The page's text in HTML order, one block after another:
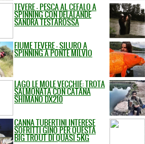
TEVERE - PESCA AL CEFALO A
SPINNING CON DELALANDE
SANDRA TESTAROSSA
FIUME TEVERE - SILURO A
SPINNING A PONTE MILVIO
LAGO LE MOLE VECCHIE: TROTA
SALMONATA CON CATANA
SHIMANO DX210
CANNA TUBERTINI INTERESE
SOFRITTI GINO PER QUESTA
BIG TROUT DI QUASI 5KG